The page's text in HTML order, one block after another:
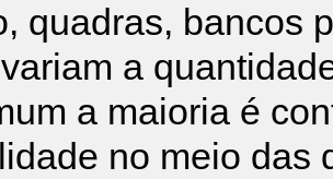
quadras, bancos
a
a maioria é
no meio das